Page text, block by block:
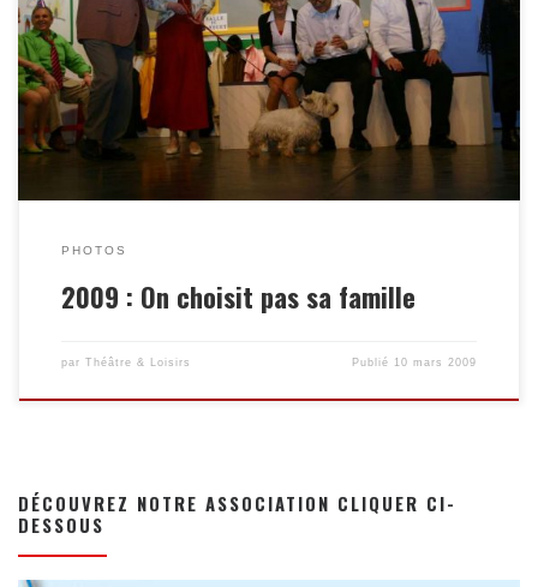
Enregistrer
PHOTOS
2009 : On choisit pas sa famille
par Théâtre & Loisirs Publié 10 mars 2009
DÉCOUVREZ NOTRE ASSOCIATION CLIQUER CI-
DESSOUS